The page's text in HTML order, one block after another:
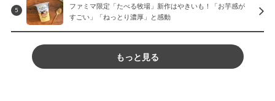
5
ファミマ限定「たべる牧場」新作はやきいも！「お芋感が
すごい」「ねっとり濃厚」と感動
もっと見る